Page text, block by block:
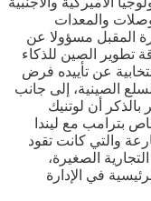
والمعدات
المقبل مسؤولا عن
تطوير الصين للذكاء
عن تأييده فرض
إلى 60% على السلع الصينية، إلى جانب
بالذكر أن لوتنيك
بترامب مع ليندا
والتي كانت تقود
الصغيرة،
في الإدارة